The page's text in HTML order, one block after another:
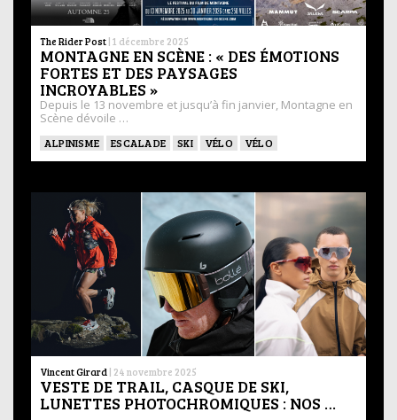
The Rider Post | 1 décembre 2025
MONTAGNE EN SCÈNE : « DES ÉMOTIONS
FORTES ET DES PAYSAGES
INCROYABLES »
Depuis le 13 novembre et jusqu’à fin janvier, Montagne en
Scène dévoile …
ALPINISME ESCALADE SKI VÉLO VÉLO
Vincent Girard | 24 novembre 2025
VESTE DE TRAIL, CASQUE DE SKI,
LUNETTES PHOTOCHROMIQUES : NOS …